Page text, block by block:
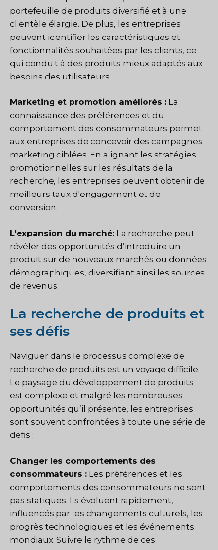
portefeuille de produits diversifié et à une
clientèle élargie. De plus, les entreprises
peuvent identifier les caractéristiques et
fonctionnalités souhaitées par les clients, ce
qui conduit à des produits mieux adaptés aux
besoins des utilisateurs.
Marketing et promotion améliorés : La
connaissance des préférences et du
comportement des consommateurs permet
aux entreprises de concevoir des campagnes
marketing ciblées. En alignant les stratégies
promotionnelles sur les résultats de la
recherche, les entreprises peuvent obtenir de
meilleurs taux d'engagement et de
conversion.
L'expansion du marché: La recherche peut
révéler des opportunités d’introduire un
produit sur de nouveaux marchés ou données
démographiques, diversifiant ainsi les sources
de revenus.
La recherche de produits et
ses défis
Naviguer dans le processus complexe de
recherche de produits est un voyage difficile.
Le paysage du développement de produits
est complexe et malgré les nombreuses
opportunités qu’il présente, les entreprises
sont souvent confrontées à toute une série de
défis :
Changer les comportements des
consommateurs : Les préférences et les
comportements des consommateurs ne sont
pas statiques. Ils évoluent rapidement,
influencés par les changements culturels, les
progrès technologiques et les événements
mondiaux. Suivre le rythme de ces